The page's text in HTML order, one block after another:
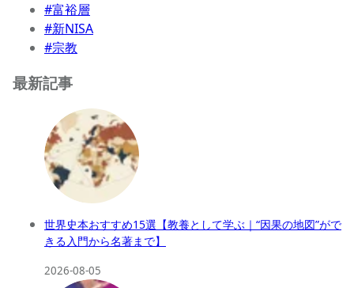
#富裕層
#新NISA
#宗教
最新記事
世界史本おすすめ15選【教養として学ぶ｜“因果の地図”がで
きる入門から名著まで】
2026-08-05